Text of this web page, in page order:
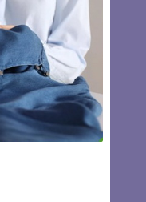
erou. A salvat
și viața de
referitoare la Albert
și
33 COMMENTS